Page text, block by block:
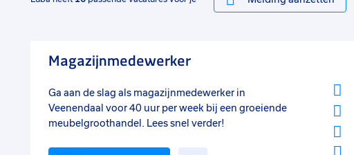
Magazijnmedewerker
Ga aan de slag als magazijnmedewerker in
Veenendaal voor 40 uur per week bij een groeiende
meubelgroothandel. Lees snel verder!